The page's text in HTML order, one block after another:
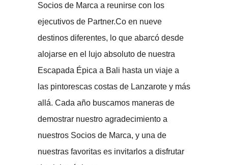
Socios de Marca a reunirse con los
ejecutivos de Partner.Co en nueve
destinos diferentes, lo que abarcó desde
alojarse en el lujo absoluto de nuestra
Escapada Épica a Bali hasta un viaje a
las pintorescas costas de Lanzarote y más
allá. Cada año buscamos maneras de
demostrar nuestro agradecimiento a
nuestros Socios de Marca, y una de
nuestras favoritas es invitarlos a disfrutar